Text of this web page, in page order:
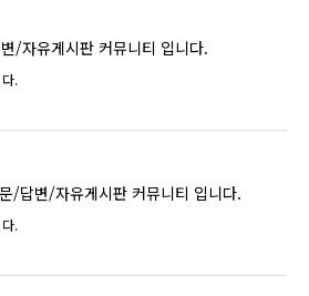
/자유게시판 커뮤니티 입니다.
.
/답변/자유게시판 커뮤니티 입니다.
.